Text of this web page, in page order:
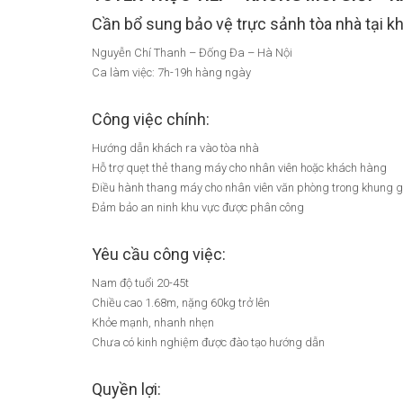
Cần bổ sung bảo vệ trực sảnh tòa nhà tại
Nguyễn Chí Thanh – Đống Đa – Hà Nội
Ca làm việc: 7h-19h hàng ngày
Công việc chính:
Hướng dẫn khách ra vào tòa nhà
Hỗ trợ quẹt thẻ thang máy cho nhân viên hoặc khách hàng
Điều hành thang máy cho nhân viên văn phòng trong khung
Đảm bảo an ninh khu vực được phân công
Yêu cầu công việc:
Nam độ tuổi 20-45t
Chiều cao 1.68m, nặng 60kg trở lên
Khỏe mạnh, nhanh nhẹn
Chưa có kinh nghiệm được đào tạo hướng dẫn
Quyền lợi:
Mẹo Nhanh Có Việc